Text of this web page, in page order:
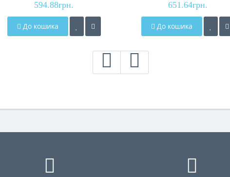
display
594.88грн.
До кошика
display
651.64грн.
До кошика